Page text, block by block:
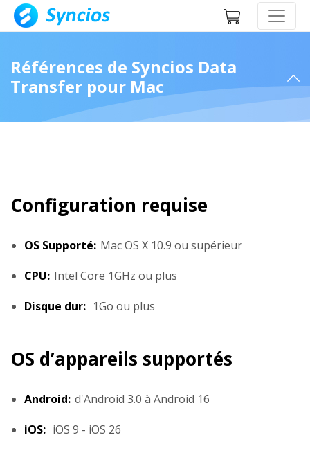
Références de Syncios Data
Transfer pour Mac
Configuration requise
OS Supporté: Mac OS X 10.9 ou supérieur
CPU: Intel Core 1GHz ou plus
Disque dur: 1Go ou plus
OS d’appareils supportés
Android: d'Android 3.0 à Android 16
iOS: iOS 9 - iOS 26